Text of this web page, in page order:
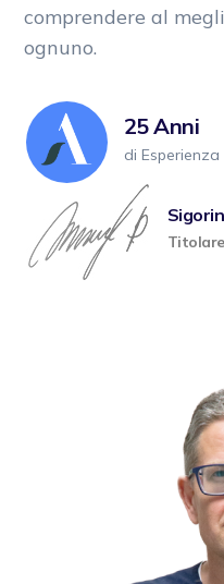
comprendere al
ognuno.
25 Anni
di
Titolare